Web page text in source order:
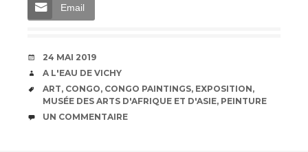
Email
DATE
24 MAI 2019
AUTEUR
A L'EAU DE VICHY
ÉTIQUETTES
ART, CONGO, CONGO PAINTINGS, EXPOSITION,
MUSÉE DES ARTS D'AFRIQUE ET D'ASIE, PEINTURE
COMMENTAIRES
UN COMMENTAIRE